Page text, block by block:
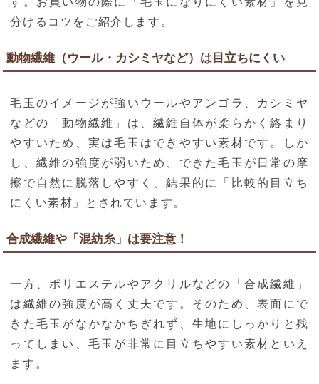
分けるコツをご紹介します。
動物繊維（ウール・カシミヤなど）は目立ちにくい
毛玉のイメージが強いウールやアンゴラ、カシミヤ
などの「動物繊維」は、繊維自体が柔らかく絡まり
やすいため、実は毛玉はできやすい素材です。しか
し、繊維の強度が弱いため、できた毛玉が日常の摩
擦で自然に脱落しやすく、結果的に「比較的目立ち
にくい素材」とされています。
合成繊維や「混紡糸」は要注意！
一方、ポリエステルやアクリルなどの「合成繊維」
は繊維の強度が高く丈夫です。そのため、表面にで
きた毛玉がなかなかちぎれず、生地にしっかりと残
ってしまい、毛玉が非常に目立ちやすい素材といえ
ます。